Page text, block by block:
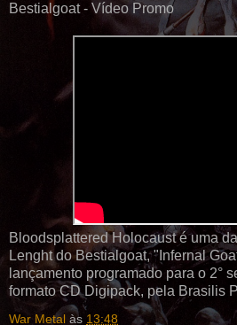
Bestialgoat - Vídeo Promo
Bloodsplattered Holocaust é uma
Lenght do Bestialgoat, "Infernal
lançamento programado para o 2°
formato CD Digipack, pela Brasilis
War Metal às 13:48